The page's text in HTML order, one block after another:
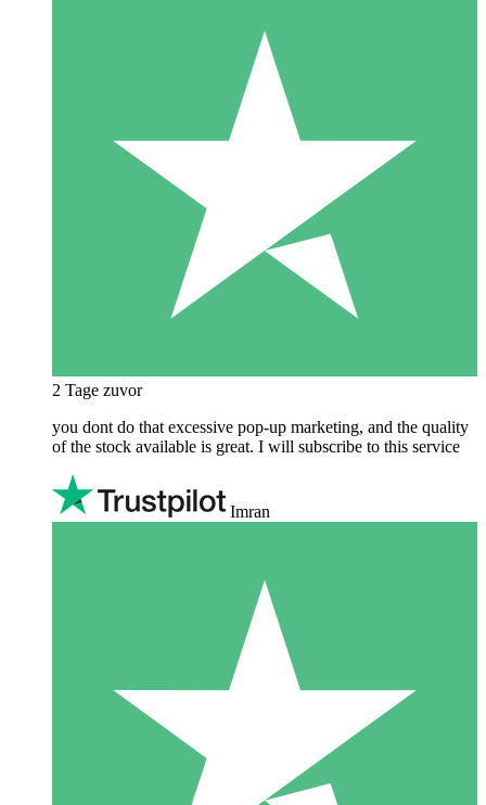
2 Tage zuvor
you dont do that excessive pop-up marketing, and the quality
of the stock available is great. I will subscribe to this service
Imran